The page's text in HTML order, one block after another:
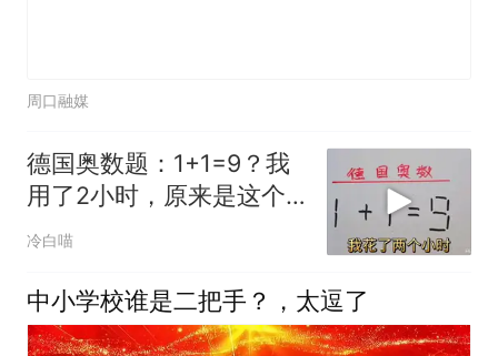
周口融媒
德国奥数题：1+1=9？我
用了2小时，原来是这个
答案
冷白喵
中小学校谁是二把手？，太逗了